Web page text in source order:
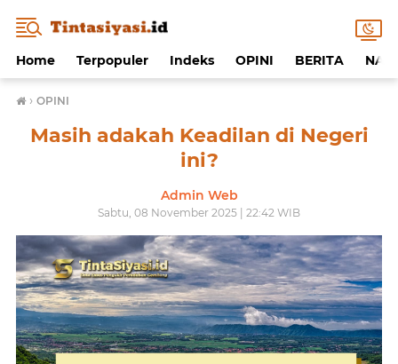
Home Terpopuler Indeks OPINI BERITA
› OPINI
Masih adakah Keadilan di Negeri
ini?
Admin Web
Sabtu, 08 November 2025 | 22:42 WIB